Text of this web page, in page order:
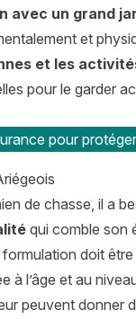
avec un grand
et
et les
pour le garder
pour
de chasse, il a
qui comble son
doit être
à l’âge et au
peuvent donner